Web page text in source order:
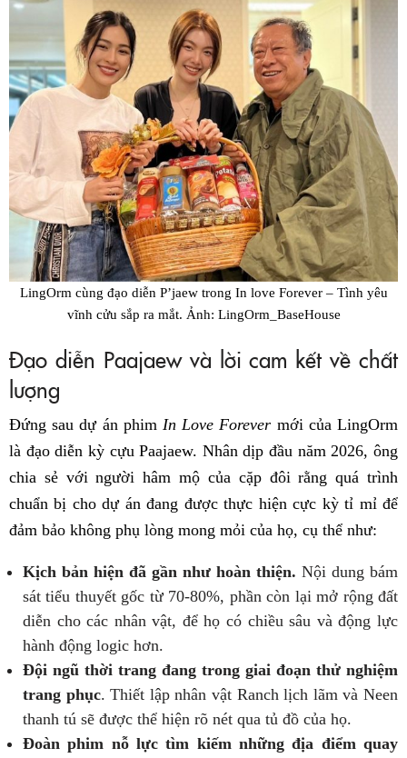
LingOrm cùng đạo diễn P’jaew trong In love Forever – Tình yêu
vĩnh cửu sắp ra mắt. Ảnh: LingOrm_BaseHouse
Đạo diễn Paajaew và lời cam kết về chất
lượng
Đứng sau dự án phim In Love Forever mới của LingOrm
là đạo diễn kỳ cựu Paajaew. Nhân dịp đầu năm 2026, ông
chia sẻ với người hâm mộ của cặp đôi rằng quá trình
chuẩn bị cho dự án đang được thực hiện cực kỳ tỉ mỉ để
đảm bảo không phụ lòng mong mỏi của họ, cụ thể như:
Kịch bản hiện đã gần như hoàn thiện. Nội dung bám
sát tiểu thuyết gốc từ 70-80%, phần còn lại mở rộng đất
diễn cho các nhân vật, để họ có chiều sâu và động lực
hành động logic hơn.
Đội ngũ thời trang đang trong giai đoạn thử nghiệm
trang phục. Thiết lập nhân vật Ranch lịch lãm và Neen
thanh tú sẽ được thể hiện rõ nét qua tủ đồ của họ.
Đoàn phim nỗ lực tìm kiếm những địa điểm quay